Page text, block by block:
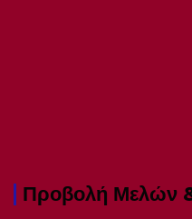
Προβολή Μελών